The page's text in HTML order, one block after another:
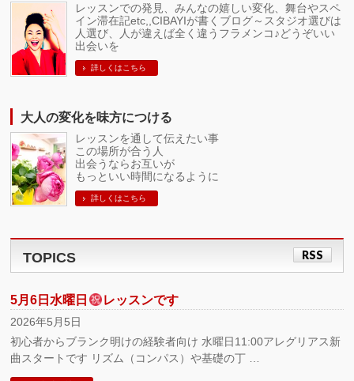
レッスンでの発見、みんなの嬉しい変化、舞台やスペ
イン滞在記etc,,CIBAYIが書くブログ～スタジオ選びは
人選び、人が違えば全く違うフラメンコ♪どうぞいい
出会いを
詳しくはこちら
大人の変化を味方につける
レッスンを通して伝えたい事
この場所が合う人
出会うならお互いが
もっといい時間になるように
詳しくはこちら
TOPICS RSS
5月6日水曜日 レッスンです
2026年5月5日
初心者からブランク明けの経験者向け 水曜日11:00アレグリアス新
曲スタートです リズム（コンパス）や基礎の丁 …